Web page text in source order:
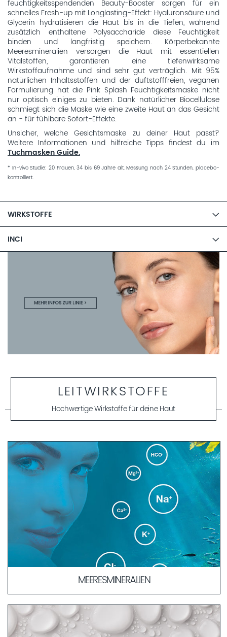
feuchtigkeitsspendenden Beauty-Booster sorgen für ein
schnelles Fresh-up mit Longlasting-Effekt: Hyaluronsäure und
Glycerin hydratisieren die Haut bis in die Tiefen, während
zusätzlich enthaltene Polysaccharide diese Feuchtigkeit
binden und langfristig speichern. Körperbekannte
Meeresmineralien versorgen die Haut mit essentiellen
Vitalstoffen, garantieren eine tiefenwirksame
Wirkstoffaufnahme und sind sehr gut verträglich. Mit 95%
natürlichen Inhaltsstoffen und der duftstofffreien, veganen
Formulierung hat die Pink Splash Feuchtigkeitsmaske nicht
nur optisch einiges zu bieten. Dank natürlicher Biocellulose
schmiegt sich die Maske wie eine zweite Haut an das Gesicht
an - für fühlbare Sofort-Effekte.
Unsicher, welche Gesichtsmaske zu deiner Haut passt?
Weitere Informationen und hilfreiche Tipps findest du im
Tuchmasken Guide.
* In-vivo Studie: 20 Frauen, 34 bis 69 Jahre alt, Messung nach 24 Stunden, placebo-
kontrolliert.
WIRKSTOFFE
INCI
LEITWIRKSTOFFE
Hochwertige Wirkstoffe für deine Haut
MEERESMINERALIEN
Die Ähnlichkeit in der Zusammensetzung der
Meeresmineralien zum Blutplasma erlaubt eine schnellere
und verträglichere Aufnahme der Wirkstoffe in tiefere
Hautschichten. Durch ihre körperbekannte Kombination